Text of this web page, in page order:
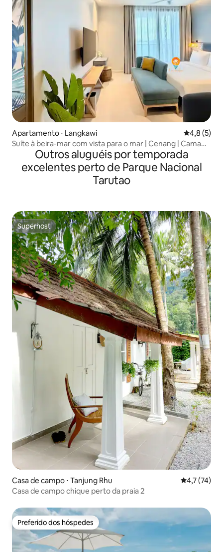
Apartamento ⋅ Langkawi 4,8 de
4,8 (5)
Suíte à beira-mar com vista para o mar | Cenang | Cama
super kingOutros aluguéis por temporada
excelentes perto de Parque Nacional
Tarutao
Superhost
Superhost
Casa de campo ⋅ Tanjung Rhu 4,7 de uma
4,7 (74)
Casa de campo chique perto da praia 2
Preferido dos hóspedes
Preferido dos hóspedes